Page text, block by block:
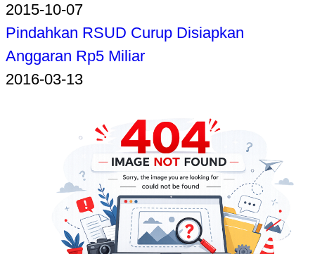
2015-10-07
Pindahkan RSUD Curup Disiapkan
Anggaran Rp5 Miliar
2016-03-13